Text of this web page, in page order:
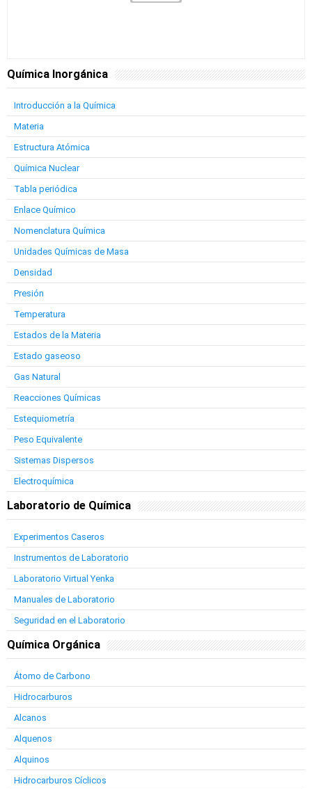
Química Inorgánica
Introducción a la Química
Materia
Estructura Atómica
Química Nuclear
Tabla periódica
Enlace Químico
Nomenclatura Química
Unidades Químicas de Masa
Densidad
Presión
Temperatura
Estados de la Materia
Estado gaseoso
Gas Natural
Reacciones Químicas
Estequiometría
Peso Equivalente
Sistemas Dispersos
Electroquímica
Laboratorio de Química
Experimentos Caseros
Instrumentos de Laboratorio
Laboratorio Virtual Yenka
Manuales de Laboratorio
Seguridad en el Laboratorio
Química Orgánica
Átomo de Carbono
Hidrocarburos
Alcanos
Alquenos
Alquinos
Hidrocarburos Cíclicos